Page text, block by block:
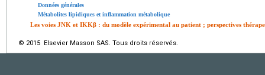
Données générales
Métabolites lipidiques et inflammation métabolique
Les voies JNK et IKKβ : du modèle expérimental au patient ; perspectives
© 2015 Elsevier Masson SAS. Tous droits réservés.